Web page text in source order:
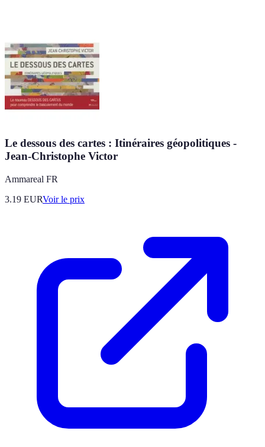
Le dessous des cartes : Itinéraires géopolitiques -
Jean-Christophe Victor
Ammareal FR
3.19 EURVoir le prix